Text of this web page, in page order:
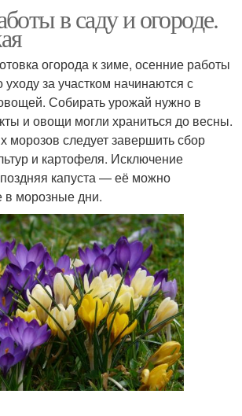
в саду и огороде.
огорода к зиме, осенние работы
за участком начинаются с
Собирать урожай нужно в
и овощи могли храниться до весны.
морозов следует завершить сбор
и картофеля. Исключение
капуста — её можно
в морозные дни.